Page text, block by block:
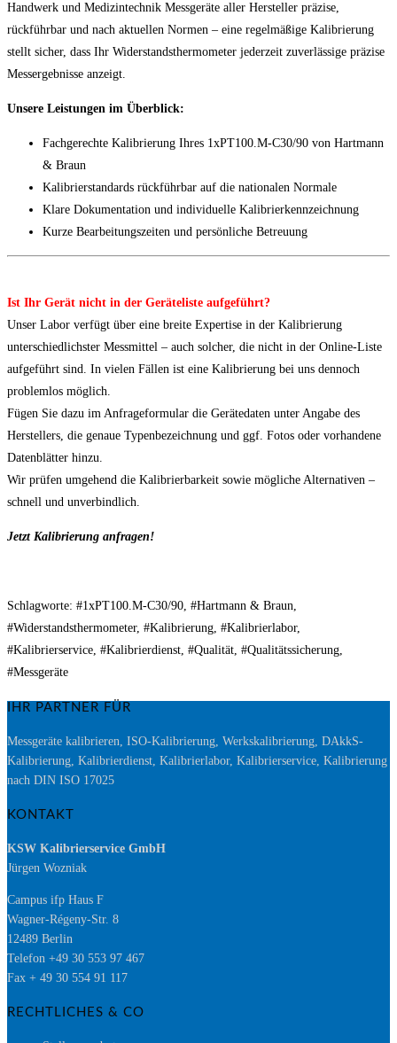
Handwerk und Medizintechnik Messgeräte aller Hersteller präzise,
rückführbar und nach aktuellen Normen – eine regelmäßige Kalibrierung
stellt sicher, dass Ihr Widerstandsthermometer jederzeit zuverlässige präzise
Messergebnisse anzeigt.
Unsere Leistungen im Überblick:
Fachgerechte Kalibrierung Ihres 1xPT100.M-C30/90 von Hartmann
& Braun
Kalibrierstandards rückführbar auf die nationalen Normale
Klare Dokumentation und individuelle Kalibrierkennzeichnung
Kurze Bearbeitungszeiten und persönliche Betreuung
Ist Ihr Gerät nicht in der Geräteliste aufgeführt?
Unser Labor verfügt über eine breite Expertise in der Kalibrierung
unterschiedlichster Messmittel – auch solcher, die nicht in der Online-Liste
aufgeführt sind. In vielen Fällen ist eine Kalibrierung bei uns dennoch
problemlos möglich.
Fügen Sie dazu im Anfrageformular die Gerätedaten unter Angabe des
Herstellers, die genaue Typenbezeichnung und ggf. Fotos oder vorhandene
Datenblätter hinzu.
Wir prüfen umgehend die Kalibrierbarkeit sowie mögliche Alternativen –
schnell und unverbindlich.
Jetzt Kalibrierung anfragen!
Schlagworte: #1xPT100.M-C30/90, #Hartmann & Braun,
#Widerstandsthermometer, #Kalibrierung, #Kalibrierlabor,
#Kalibrierservice, #Kalibrierdienst, #Qualität, #Qualitätssicherung,
#Messgeräte
IHR PARTNER FÜR
Messgeräte kalibrieren, ISO-Kalibrierung, Werkskalibrierung, DAkkS-
Kalibrierung, Kalibrierdienst, Kalibrierlabor, Kalibrierservice, Kalibrierung
nach DIN ISO 17025
KONTAKT
KSW Kalibrierservice GmbH
Jürgen Wozniak
Campus ifp Haus F
Wagner-Régeny-Str. 8
12489 Berlin
Telefon +49 30 553 97 467
Fax + 49 30 554 91 117
RECHTLICHES & CO